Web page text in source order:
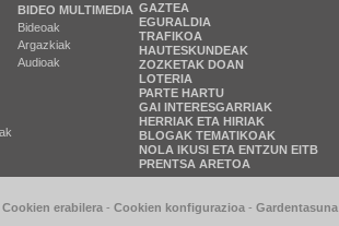
BIDEO MULTIMEDIA
Bideoak
Argazkiak
Audioak
GAZTEA
EGURALDIA
TRAFIKOA
HAUTESKUNDEAK
ZOZKETAK DOAN
LOTERIA
PARTE HARTU
GAI INTERESGARRIAK
HERRIAK ETA HIRIAK
BLOGAK TEMATIKOAK
NOLA IKUSI ETA ENTZUN EITB
PRENTSA ARETOA
Cookien erabilera - Cookien konfigurazioa - Gardentasuna